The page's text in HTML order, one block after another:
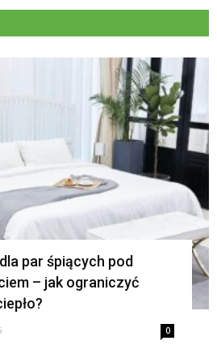
par śpiących pod
– jak ograniczyć
0